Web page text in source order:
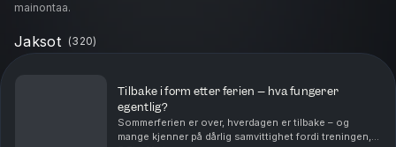
sammenhengen så godt dokumentert som vi tror?
sykefravær til konferansen ABEL-Connect 7. mai på Oslo Event Hub,,
hvor der er fokus på nærvær, helse og sykefravær. Lyttere av
rabattkoden HJERNESTERK for å få to-for-en på billetter.
omnystudio.com/listener
mainontaa.
Jaksot (320)
Tilbake i form etter ferien – hva fungerer
egentlig?
Sommerferien er over, hverdagen er tilbake – og
mange kjenner på dårlig samvittighet fordi treningen,